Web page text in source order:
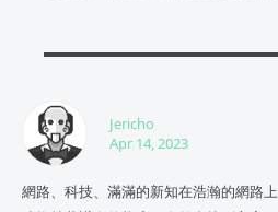
Jericho
Apr 14, 2023
網路、科技、滿滿的新知在浩瀚的網路